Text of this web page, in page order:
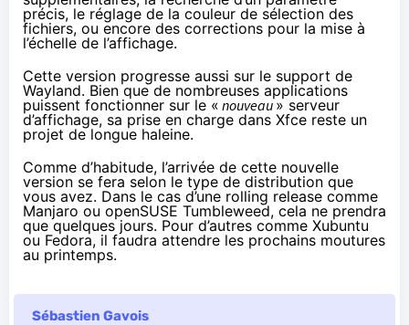
précis, le réglage de la couleur de sélection des
fichiers, ou encore des corrections pour la mise à
l’échelle de l’affichage.
Cette version progresse aussi sur le support de
Wayland. Bien que de nombreuses applications
puissent fonctionner sur le « nouveau» serveur
d’affichage, sa prise en charge dans Xfce reste un
projet de longue haleine.
Comme d’habitude, l’arrivée de cette nouvelle
version se fera selon le type de distribution que
vous avez. Dans le cas d’une rolling release comme
Manjaro ou openSUSE Tumbleweed, cela ne prendra
que quelques jours. Pour d’autres comme Xubuntu
ou Fedora, il faudra attendre les prochains moutures
au printemps.
Sébastien Gavois